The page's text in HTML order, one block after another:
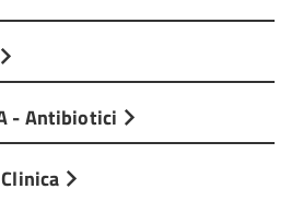
- Antibiotici